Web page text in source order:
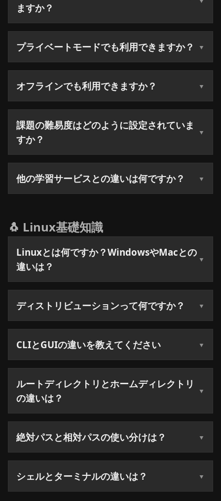
ますか？
プライベートモードでも利用できますか？
オフラインでも利用できますか？
課題の難易度はどのように設定されていま
すか？
他の学習サービスとの違いは何ですか？
🐧 Linux基礎知識
Linuxとは何ですか？WindowsやMacとの
違いは？
ディストリビューションって何ですか？
CLIとGUIの違いを教えてください
ルートディレクトリとホームディレクトリ
の違いは？
絶対パスと相対パスの使い分けは？
シェルとターミナルの違いは？